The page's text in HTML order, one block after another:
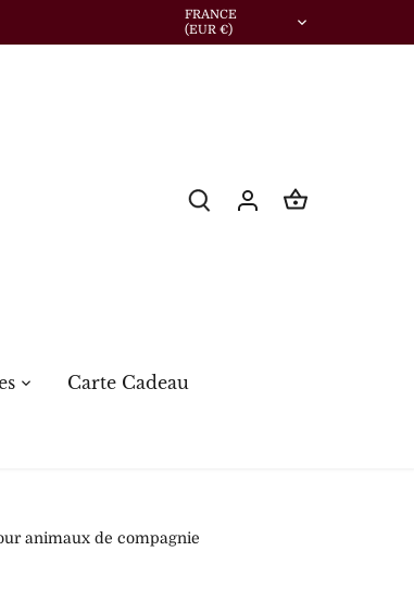
Devise
FRANCE
(EUR €)
Carte Cadeau
animaux de compagnie